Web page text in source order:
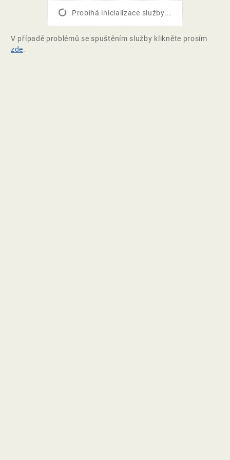
Probíhá inicializace služby...
V případě problémů se spuštěním služby klikněte prosím
zde.